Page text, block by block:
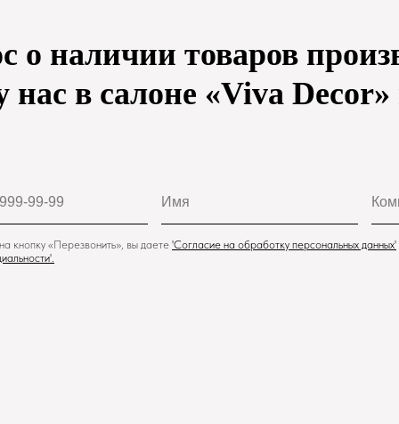
о наличии товаров
нас в салоне «Viva
кнопку «Перезвонить», вы даете 'Cогласие на обработку персональных данных'
'.